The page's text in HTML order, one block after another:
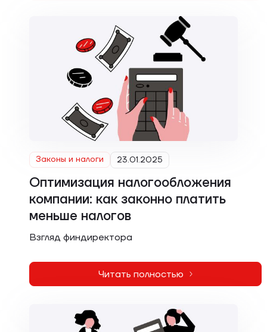
23.01.2025
Законы и налоги
Оптимизация налогообложения
компании: как законно платить
меньше налогов
Взгляд финдиректора
Читать полностью